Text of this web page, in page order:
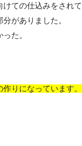
けての仕込みをされて
がありました。
た。
りになっています。